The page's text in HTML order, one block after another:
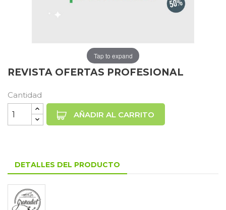
Tap to expand
REVISTA OFERTAS PROFESIONAL
Cantidad
AÑADIR AL CARRITO
DETALLES DEL PRODUCTO